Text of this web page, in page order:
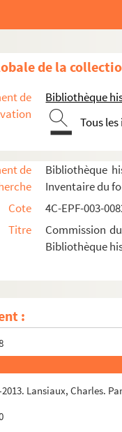
de la
de
Bibliothèque
Tous
de
Bibliothèque
Inventaire du
Cote
4C-EPF-003-
Titre
Commission
Bibliothèque
:
2013. Lansiaux, Charles.